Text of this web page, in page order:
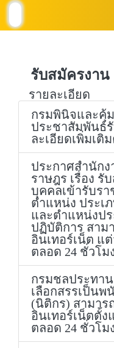
รับสมัครงาน
รายละเอียด
กรมพินิจและคุ้
ประชาสัมพันธ์
ละเอียดเพิ่มเติ
ประกาศสำนัก
ราษฎร เรื่อง รั
บุคคลเข้ารับร
ตำแหน่ง ประเ
และตำแหน่งป
ปฏิบัติการ สาม
อินเทอร์เน็ต แต่
ตลอด 24 ชั่วโม
กรมชลประทา
เลือกสรรเป็นพ
(นิติกร) สามาร
อินเทอร์เน็ตตั้ง
ตลอด 24 ชั่วโม